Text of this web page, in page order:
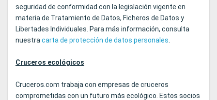
seguridad de conformidad con la legislación vigente en
materia de Tratamiento de Datos, Ficheros de Datos y
Libertades Individuales. Para más información, consulta
nuestra carta de protección de datos personales
Cruceros ecológicos
Cruceros.com trabaja con empresas de cruceros
comprometidas con un futuro más ecológico. Estos socios